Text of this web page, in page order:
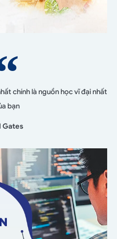
chính là nguồn học vĩ đại nhất
bạn
Gates